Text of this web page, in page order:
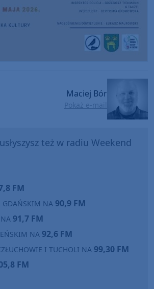
Maciej Bór
Pokaż e-mail
też w radiu Weekend
FM
GDAŃSKIM NA 90,9 FM
91,7 FM
NA 92,6 FM
I TUCHOLI NA 99,30 FM
FM